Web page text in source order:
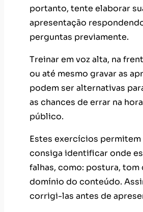
portanto, tente elaborar
apresentação
perguntas previamente.
Treinar em voz alta, na
ou até mesmo gravar as
podem ser alternativas
as chances de errar na
público.
Estes exercícios permitem
consiga identificar onde
falhas, como: postura, tom
domínio do conteúdo.
corrigi-las antes de